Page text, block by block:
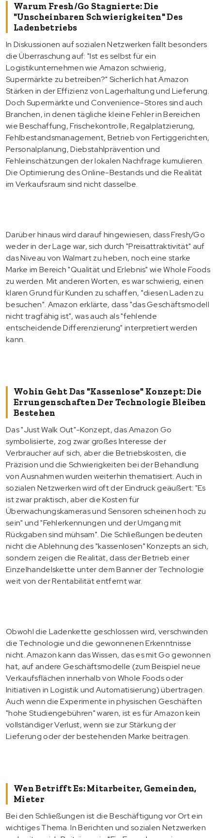
Warum Fresh/Go Stagnierte: Die
"unscheinbaren Schwierigkeiten" Des
Ladenbetriebs
In Diskussionen auf sozialen Netzwerken fällt besonders
die Überraschung auf: "Ist es selbst für ein
Logistikunternehmen wie Amazon schwierig,
Supermärkte zu betreiben?" Sicherlich hat Amazon
Stärken in der Effizienz von Lagerhaltung und Lieferung.
Doch Supermärkte und Convenience-Stores sind auch
Branchen, in denen tägliche kleine Fehler in Bereichen
wie Beschaffung, Frischekontrolle, Regalplatzierung,
Fehlbestandsmanagement, Betrieb von Fertiggerichten,
Personalplanung, Diebstahlprävention und
Fehleinschätzungen der lokalen Nachfrage kumulieren.
Die Optimierung des Online-Bestands und die Realität
im Verkaufsraum sind nicht dasselbe.
Darüber hinaus wird darauf hingewiesen, dass Fresh/Go
weder in der Lage war, sich durch "Preisattraktivität" auf
das Niveau von Walmart zu heben, noch eine starke
Marke im Bereich "Qualität und Erlebnis" wie Whole Foods
zu werden. Mit anderen Worten, es war schwierig, einen
klaren Grund für Kunden zu schaffen, "diesen Laden zu
besuchen". Amazon erklärte, dass "das Geschäftsmodell
nicht tragfähig ist", was auch als "fehlende
entscheidende Differenzierung" interpretiert werden
kann.
Wohin Geht Das "kassenlose" Konzept: Die
Errungenschaften Der Technologie Bleiben
Bestehen
Das "Just Walk Out"-Konzept, das Amazon Go
symbolisierte, zog zwar großes Interesse der
Verbraucher auf sich, aber die Betriebskosten, die
Präzision und die Schwierigkeiten bei der Behandlung
von Ausnahmen wurden weiterhin thematisiert. Auch in
sozialen Netzwerken wird oft der Eindruck geäußert: "Es
ist zwar praktisch, aber die Kosten für
Überwachungskameras und Sensoren scheinen hoch zu
sein" und "Fehlerkennungen und der Umgang mit
Rückgaben sind mühsam". Die Schließungen bedeuten
nicht die Ablehnung des "kassenlosen" Konzepts an sich,
sondern zeigen die Realität, dass der Betrieb einer
Einzelhandelskette unter dem Banner der Technologie
weit von der Rentabilität entfernt war.
Obwohl die Ladenkette geschlossen wird, verschwinden
die Technologie und die gewonnenen Erkenntnisse
nicht. Amazon kann das Wissen, das es mit Go gewonnen
hat, auf andere Geschäftsmodelle (zum Beispiel neue
Verkaufsflächen innerhalb von Whole Foods oder
Initiativen in Logistik und Automatisierung) übertragen.
Auch wenn die Experimente in physischen Geschäften
"hohe Studiengebühren" waren, ist es für Amazon kein
vollständiger Verlust, wenn sie zur Stärkung der
Lieferung oder der bestehenden Marke beitragen.
Wen Betrifft Es: Mitarbeiter, Gemeinden,
Mieter
Bei den Schließungen ist die Beschäftigung vor Ort ein
wichtiges Thema. In Berichten und sozialen Netzwerken